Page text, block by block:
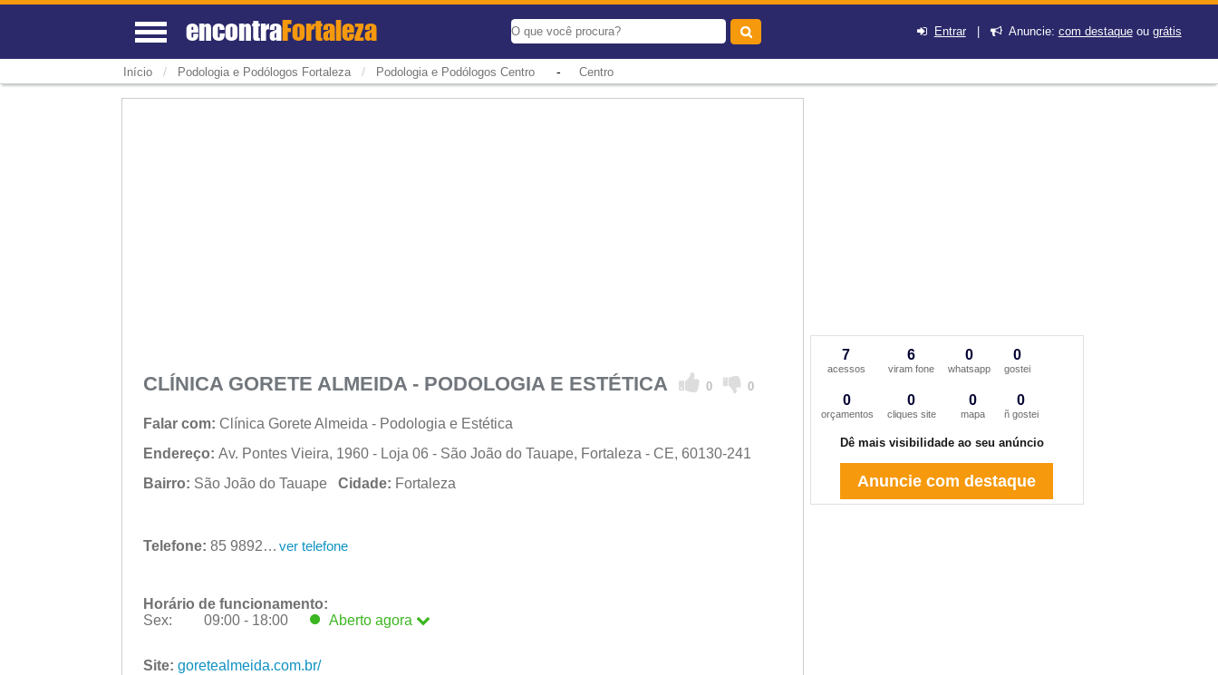
encontraFortaleza Entrar| Anuncie: com destaqueou grátis
Início / Podologia e Podólogos Fortaleza / Podologia e Podólogos Centro- Centro
CLÍNICA GORETE ALMEIDA - PODOLOGIA E ESTÉTICA 0 0
Falar com: Clínica Gorete Almeida - Podologia e Estética
Endereço: Av. Pontes Vieira, 1960 - Loja 06 - São João do Tauape, Fortaleza - CE, 60130-241
Bairro: São João do Tauape Cidade: Fortaleza
Telefone: 85 98929-8211 ver telefone
Horário de funcionamento:
Sex:
09:00 - 18:00 Aberto agora
Ter:
09:00 - 18:00
Site: goretealmeida.com.br/
7
acessos
6
viram fone
0
whatsapp
0
gostei
0
orçamentos
0
cliques site
0
mapa
0
ñ gostei
Dê mais visibilidade ao seu anúncio
Anuncie com destaque